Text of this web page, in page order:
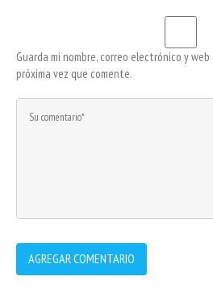
Guarda mi nombre, correo electrónico y
próxima vez que comente.